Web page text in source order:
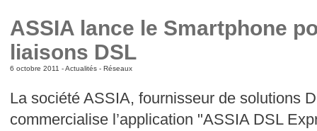
ASSIA lance le Smartphone
liaisons DSL
6 octobre 2011 -Actualités- Réseaux
La société ASSIA, fournisseur de solutions
commercialise l’application "ASSIA DSL